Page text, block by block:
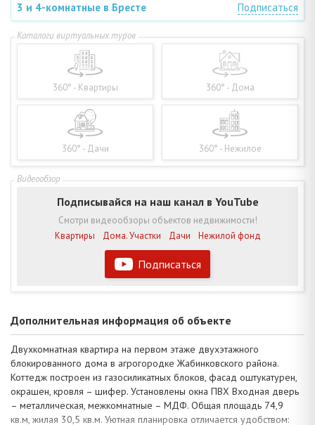
3 и 4-комнатные в Бресте Подписаться
360° - Квартиры 360° - Дома
360° - Дачи 360° - Нежилое
Подписаться
Подписывайся на наш канал в YouTube
Смотри видеообзоры объектов недвижимости!
Квартиры
Дома. Участки Дачи Нежилой фонд
Дополнительная информация об объекте
Двухкомнатная квартира на первом этаже двухэтажного
блокированного дома в агрогородке Жабинковского района.
Коттедж построен из газосиликатных блоков, фасад оштукатурен,
окрашен, кровля – шифер. Установлены окна ПВХ Входная дверь
– металлическая, межкомнатные – МДФ. Общая площадь 74,9
кв.м, жилая 30,5 кв.м. Уютная планировка отличается удобством: